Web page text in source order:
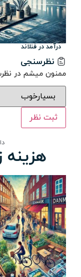
درآمد در فنلاند
نظرسنجی
ممنون میشم در
ثبت نظر
هزینه